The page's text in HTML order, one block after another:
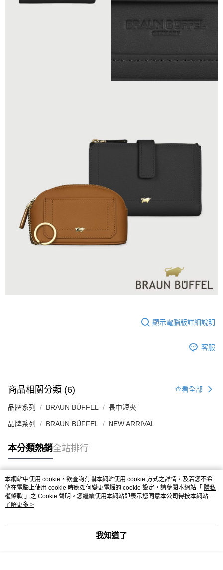
顯示電腦版詳細說明
客服
商品相關分類 (6) 查看全部
品牌系列 BRAUN BÜFFEL 長中短夾
品牌系列 BRAUN BÜFFEL NEW ARRIVAL
本分類熱銷全站排行
熱門標籤
本網站中使用 cookie，欲查詢有關本網站使用 cookie 方式之詳情，及若您不希
望在電腦上使用 cookie 時應如何變更電腦的 cookie 設定，請參閱本網站「 隱私
權條款 」之 Cookie 聲明。您繼續使用本網站即表示您同意本公司得按本網站使
用條款之 Cookie 聲明使用 cookie。
了解更多 >
我知道了